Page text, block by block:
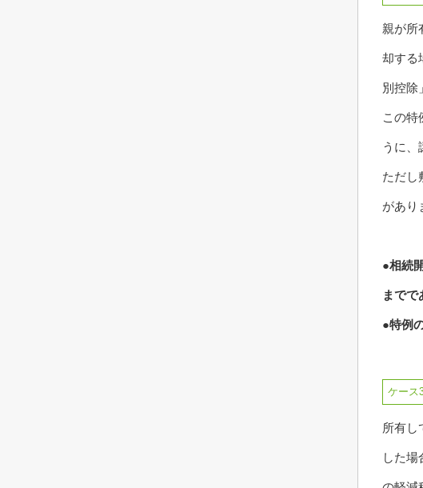
親が所
却する
別控除
この特
うに、
ただし
があり
●相続
までで
●特例
ケース
所有し
した